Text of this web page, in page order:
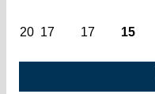
20 17 17 15